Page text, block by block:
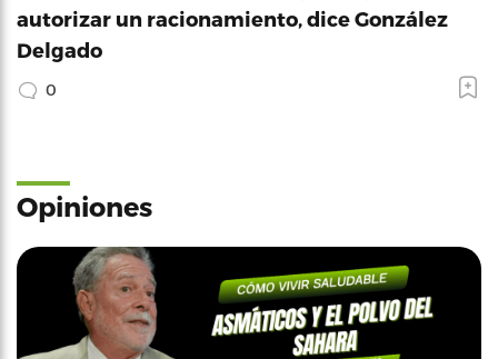
autorizar un racionamiento, dice González
Delgado
0
Opiniones